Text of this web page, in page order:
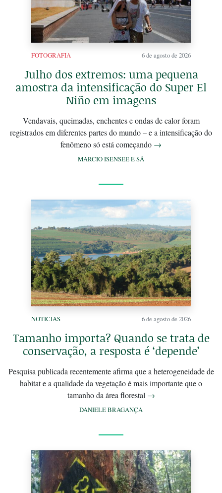
FOTOGRAFIA 6 de agosto de 2026
Julho dos extremos: uma pequena
amostra da intensificação do Super El
Niño em imagens
Vendavais, queimadas, enchentes e ondas de calor foram
registrados em diferentes partes do mundo – e a intensificação do
fenômeno só está começando →
MARCIO ISENSEE E SÁ
NOTÍCIAS 6 de agosto de 2026
Tamanho importa? Quando se trata de
conservação, a resposta é ‘depende’
Pesquisa publicada recentemente afirma que a heterogeneidade de
habitat e a qualidade da vegetação é mais importante que o
tamanho da área florestal →
DANIELE BRAGANÇA